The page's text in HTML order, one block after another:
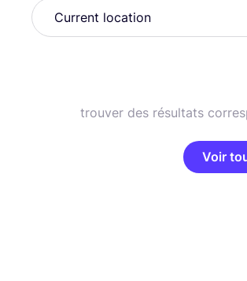
trouver des résultats
Voir